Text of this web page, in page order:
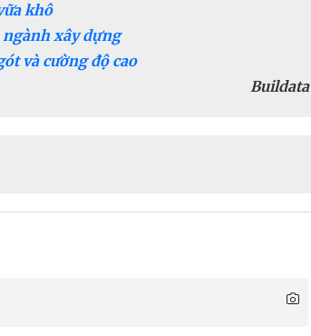
khô
ngành xây dựng
và cường độ cao
Buildata